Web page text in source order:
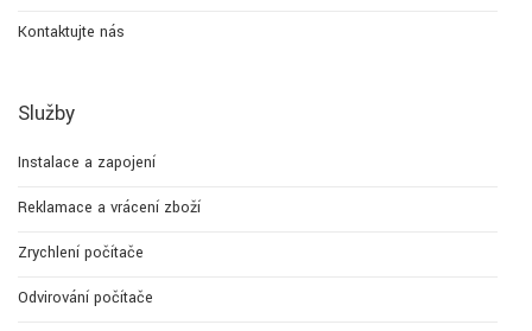
Kontaktujte nás
Služby
Instalace a zapojení
Reklamace a vrácení zboží
Zrychlení počítače
Odvirování počítače